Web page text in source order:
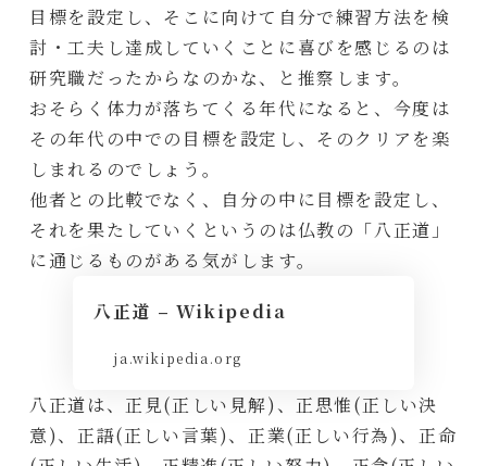
目標を設定し、そこに向けて自分で練習方法を検
討・工夫し達成していくことに喜びを感じるのは
研究職だったからなのかな、と推察します。
おそらく体力が落ちてくる年代になると、今度は
その年代の中での目標を設定し、そのクリアを楽
しまれるのでしょう。
他者との比較でなく、自分の中に目標を設定し、
それを果たしていくというのは仏教の「八正道」
に通じるものがある気がします。
八正道 – Wikipedia
ja.wikipedia.org
八正道は、正見(正しい見解)、正思惟(正しい決
意)、正語(正しい言葉)、正業(正しい行為)、正命